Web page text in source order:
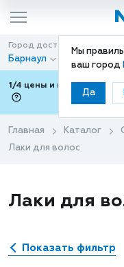
Мы
ваш город
Да
Город доставки
Барнаул
1/4 цены и покупки ваши
Главная Каталог
Лаки для волос
Лаки для
Показать фильтр